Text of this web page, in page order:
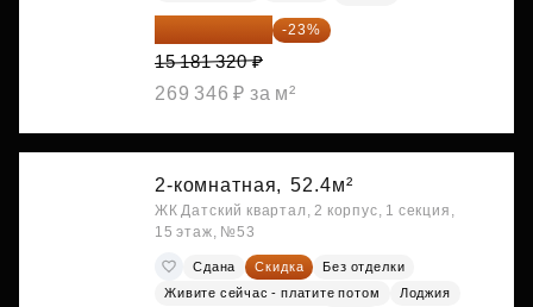
11 689 616 ₽ -23%
15 181 320 ₽
269 346 ₽ за м²
2-комнатная, 52.4м²
ЖК Датский квартал, 2 корпус, 1 секция,
15 этаж, №53
Сдана Скидка
Без отделки
Живите сейчас - платите потом
Лоджия